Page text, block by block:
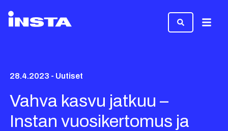
28.4.2023 - Uutiset
Vahva kasvu jatkuu –
Instan vuosikertomus ja